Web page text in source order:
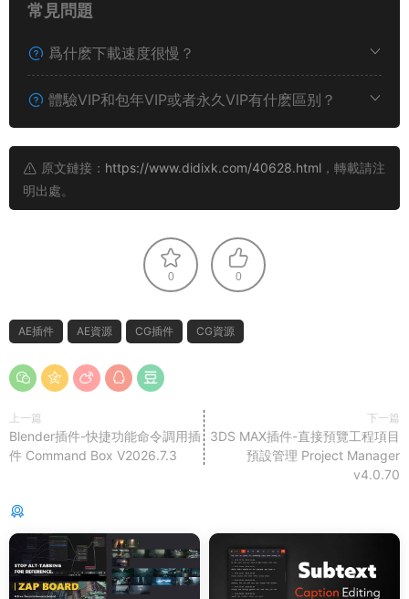
常見問題
爲什麽下載速度很慢？
體驗VIP和包年VIP或者永久VIP有什麽區别？
原文鏈接： https://www.didixk.com/40628.html ，轉載請注
明出處。
0 0
AE插件 AE資源 CG插件 CG資源
上一篇
Blender插件-快捷功能命令調用插
件 Command Box V2026.7.3
下一篇
3DS MAX插件-直接預覽工程項目
預設管理 Project Manager
v4.0.70